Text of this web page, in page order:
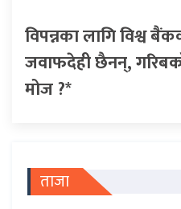
विपन्नका लागि विश्व
जवाफदेही छैनन्,
मोज ?*
ताजा